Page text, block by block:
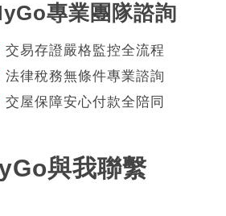
專業團隊諮詢
交易存證嚴格監控全流程
法律稅務無條件專業諮詢
交屋保障安心付款全陪同
與我聯繫